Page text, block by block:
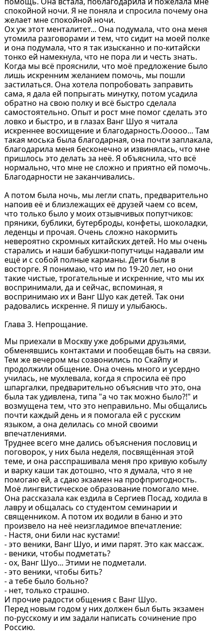
спокойной ночи. Я не поняла и спросила почему она
желает мне спокойной ночи.
Ох уж этот менталитет... Она подумала, что она меня
утомила разговорами и тем, что сидит на моей полке
и она подумала, что я так изысканно и по-китайски
тонко ей намекнула, что не пора ли и честь знать.
Когда мы всё прояснили, что моё предложение было
лишь искренним желанием помочь, мы пошли
застилаться. Она хотела попробовать заправить
сама, я дала ей попрыгать минутку, потом усадила
обратно на свою полку и всё быстро сделала
самостоятельно. Опыт и рост мне помог сделать это
ловко и быстро, и в глазах Ванг Шуо я читала
искреннее восхищение и благодарность.Ооооо... Там
такая моська была благодарная, она почти заплакала,
благодарила меня бесконечно и извинялась, что мне
пришлось это делать за неё. Я объяснила, что всё
нормально, что мне не сложно и приятно ей помочь.
Благодарности не заканчивались.
А потом была ночь, мы легли спать, предварительно
напоив её и близлежащих её друзей чаем со всем,
что только было у моих отзывчивых попутчиков:
пряники, бублики, бутерброды, конфеты, шоколадки,
леденцы и прочая. Очень сложно накормить
невероятно скромных китайских детей. Но мы очень
старались и наши бабушки-попутчицы надавали им
ещё и с собой полные карманы. Дети были в
восторге. Я понимаю, что им по 19-20 лет, но они
такие чистые, трогательные и искренние, что мы их
воспринимали, да и сейчас, вспоминая, я
воспринимаю их и Ванг Шуо как детей. Так они
радовались искренне. Я пишу и улыбаюсь.
Глава 3. Непрощание.
Мы приехали в Москву уже добрыми друзьями,
обменявшись контактами и пообещав быть на связи.
Тем же вечером мы созвонились по Скайпу и
продолжили общение. Она очень много и усердно
училась, не мухлевала, когда я спросила её про
шпаргалки, предварительно объяснив что это, она
была так удивлена, типа "а чо так можно было?!" и
возмущена тем, что это неправильно. Мы общались
почти каждый день и я помогала ей с русским
языком, а она делилась со мной своими
впечатлениями.
Труднее всего мне дались объяснения пословиц и
поговорок, у них была неделя, посвящённая этой
теме, и она расспрашивала меня про кривую кобылу
и варку каши так дотошно, что я думала, что я не
помогаю ей, а сдаю экзамен на профпригодность.
Моё лингвистическое образование помогало мне.
Она рассказала как ездила в Сергиев Посад, ходила в
лавру и общалась со студентом семинарии и
священником. А потом их водили в баню и это
произвело на неё неизгладимое впечатление:
- Настя, они били нас кустами!
- это веники, Ванг Шуо, и ими парят. Это как массаж.
- веники, чтобы подметать?
- ох, Ванг Шуо... Этими не подметали.
- это веники, чтобы бить?
- а тебе было больно?
- нет, только страшно.
И прочие радости общения с Ванг Шуо.
Перед новым годом у них должен был быть экзамен
по-русскому и им задали написать сочинение про
Россию.